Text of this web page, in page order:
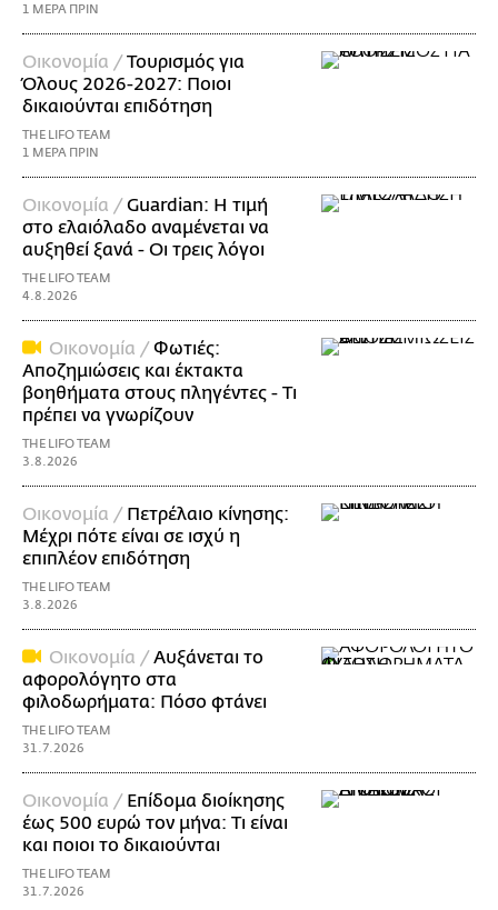
1 ΜΕΡΑ ΠΡΙΝ
Οικονομία /Τουρισμός για
Όλους 2026-2027: Ποιοι
δικαιούνται επιδότηση
THE LIFO TEAM
1 ΜΕΡΑ ΠΡΙΝ
Οικονομία /Guardian: Η τιμή
στο ελαιόλαδο αναμένεται να
αυξηθεί ξανά - Οι τρεις λόγοι
THE LIFO TEAM
4.8.2026
Οικονομία /Φωτιές:
Αποζημιώσεις και έκτακτα
βοηθήματα στους πληγέντες - Τι
πρέπει να γνωρίζουν
THE LIFO TEAM
3.8.2026
Οικονομία / Πετρέλαιο κίνησης:
Μέχρι πότε είναι σε ισχύ η
επιπλέον επιδότηση
THE LIFO TEAM
3.8.2026
Οικονομία /Αυξάνεται το
αφορολόγητο στα
φιλοδωρήματα: Πόσο φτάνει
THE LIFO TEAM
31.7.2026
Οικονομία / Επίδομα διοίκησης
έως 500 ευρώ τον μήνα: Τι είναι
και ποιοι το δικαιούνται
THE LIFO TEAM
31.7.2026